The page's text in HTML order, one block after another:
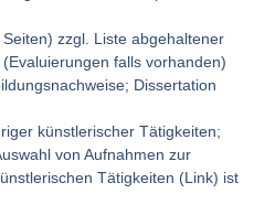
zzgl. Liste abgehaltener
falls vorhanden)
Dissertation
künstlerischer Tätigkeiten;
von Aufnahmen zur
Tätigkeiten (Link) ist